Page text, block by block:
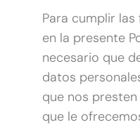
Para cumplir
en la presente
necesario que
datos
que nos
que le